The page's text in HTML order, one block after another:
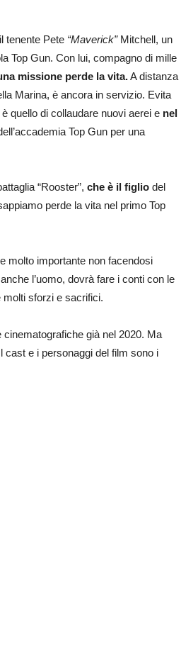
tenente Pete “Maverick”Mitchell, un
Top Gun. Con lui, compagno di mille
missione perde la vita.A distanza
Marina, è ancora in servizio. Evita
quello di collaudare nuovi aerei e nel
Top Gun per una
“Rooster”, che è il figlio del
perde la vita nel primo Top
molto importante non facendosi
l’uomo, dovrà fare i conti con le
molti sforzi e sacrifici.
già nel 2020. Ma
cast e i personaggi del film sono i